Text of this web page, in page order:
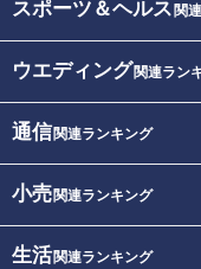
スポーツ＆ヘルス 関
ウエディング関連ラン
通信関連ランキング
小売関連ランキング
生活関連ランキング